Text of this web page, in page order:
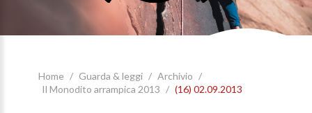
Home / Guarda & leggi / Archivio /
Il Monodito arrampica 2013 / (16) 02.09.2013